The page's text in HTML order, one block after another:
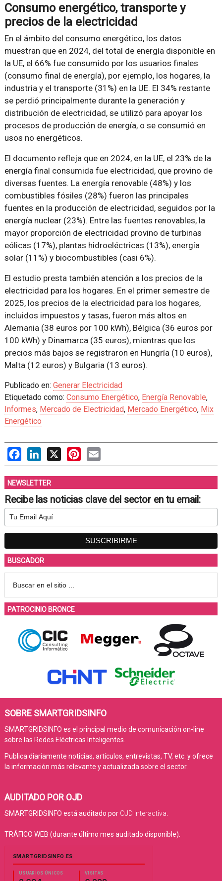
Consumo energético, transporte y
precios de la electricidad
En el ámbito del consumo energético, los datos
muestran que en 2024, del total de energía disponible en
la UE, el 66% fue consumido por los usuarios finales
(consumo final de energía), por ejemplo, los hogares, la
industria y el transporte (31%) en la UE. El 34% restante
se perdió principalmente durante la generación y
distribución de electricidad, se utilizó para apoyar los
procesos de producción de energía, o se consumió en
usos no energéticos.
El documento refleja que en 2024, en la UE, el 23% de la
energía final consumida fue electricidad, que provino de
diversas fuentes. La energía renovable (48%) y los
combustibles fósiles (28%) fueron las principales
fuentes en la producción de electricidad, seguidos por la
energía nuclear (23%). Entre las fuentes renovables, la
mayor proporción de electricidad provino de turbinas
eólicas (17%), plantas hidroeléctricas (13%), energía
solar (11%) y biocombustibles (casi 6%).
El estudio presta también atención a los precios de la
electricidad para los hogares. En el primer semestre de
2025, los precios de la electricidad para los hogares,
incluidos impuestos y tasas, fueron más altos en
Alemania (38 euros por 100 kWh), Bélgica (36 euros por
100 kWh) y Dinamarca (35 euros), mientras que los
precios más bajos se registraron en Hungría (10 euros),
Malta (12 euros) y Bulgaria (13 euros).
Publicado en: Generar Electricidad
Etiquetado como: Consumo Energético, Energía Renovable,
Informes, Mercado de Electricidad, Mercado Energético, Mix
Energético
FacebookLinkedIn
X PinterestEmail
NEWSLETTER
Recibe las noticias clave del sector en tu email:
BUSCADOR
PATROCINIO BRONCE
SOBRE SMARTGRIDSINFO
SMARTGRIDSINFO es el principal medio de comunicación on-line
sobre las Redes Eléctricas Inteligentes.
Publica diariamente noticias, artículos, entrevistas, TV, etc. y ofrece
la información más relevante y actualizada sobre el sector.
AUDITADO POR OJD
SMARTGRIDSINFO está auditado por OJD Interactiva
TRÁFICO WEB (durante último mes auditado disponible):